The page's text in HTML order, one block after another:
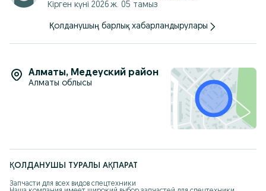
Кірген күні 2026 ж. 05 тамыз
Қолданушың барлық хабарландырулары
Алматы, Медеуский район
Алматы облысы
ҚОЛДАНУШЫ ТУРАЛЫ АҚПАРАТ
Запчасти для всех видов спецтехники